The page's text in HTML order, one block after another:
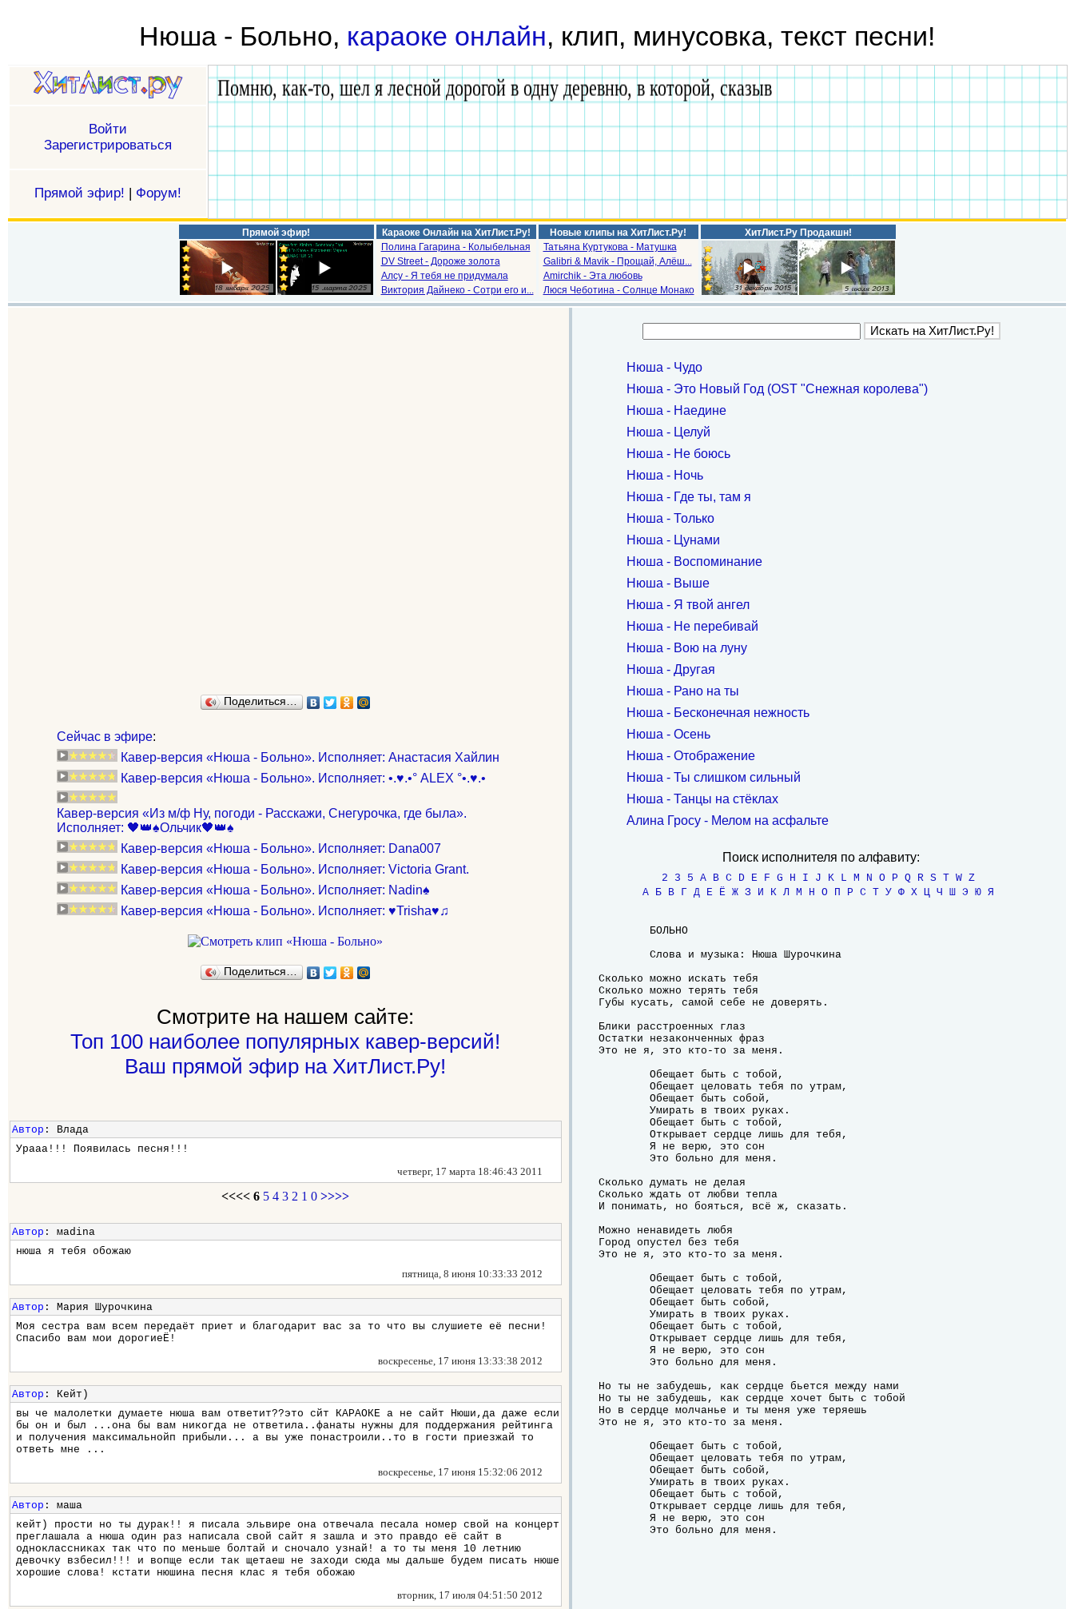
Нюша - Больно, караоке онлайн, клип, минусовка, текст песни!
Войти
Зарегистрироваться
Прямой эфир! | Форум!
Прямой эфир!
Караоке Онлайн на ХитЛист.Ру!
Полина Гагарина - Колыбельная
DV Street - Дороже золота
Алсу - Я тебя не придумала
Виктория Дайнеко - Сотри его и...
Новые клипы на ХитЛист.Ру!
Татьяна Куртукова - Матушка
Galibri & Mavik - Прощай, Алёш...
Amirchik - Эта любовь
Люся Чеботина - Солнце Монако
ХитЛист.Ру Продакшн!
Поделиться…
Сейчас в эфире:
Кавер-версия «Нюша - Больно». Исполняет: Анастасия Хайлин
Кавер-версия «Нюша - Больно». Исполняет: •.♥.•° ALEX °•.♥.•
Кавер-версия «Из м/ф Ну, погоди - Расскажи, Снегурочка, где была».
Исполняет: 🖤👑♠️Ольчик🖤👑♠️
Кавер-версия «Нюша - Больно». Исполняет: Dana007
Кавер-версия «Нюша - Больно». Исполняет: Victoria Grant.
Кавер-версия «Нюша - Больно». Исполняет: Nadin♠
Кавер-версия «Нюша - Больно». Исполняет: ♥Trisha♥♫
Поделиться…
Смотрите на нашем сайте:
Топ 100 наиболее популярных кавер-версий!
Ваш прямой эфир на ХитЛист.Ру!
Автор : Влада
Урааа!!! Появилась песня!!!
четверг, 17 марта 18:46:43 2011
<<<< 6 5 4 3 2 1 0 >>>>
Автор : маdina
нюша я тебя обожаю
пятница, 8 июня 10:33:33 2012
Автор : Мария Шурочкина
Моя сестра вам всем передаёт приет и благодарит вас за то что вы слушиете её песни!
Спасибо вам мои дорогиеЁ!
воскресенье, 17 июня 13:33:38 2012
Автор : Кейт)
вы че малолетки думаете нюша вам ответит??это сйт КАРАОКЕ а не сайт Нюши,да даже если
бы он и был ...она бы вам никогда не ответила..фанаты нужны для поддержания рейтинга
и получения максимальнойп прибыли... а вы уже понастроили..то в гости приезжай то
ответь мне ...
воскресенье, 17 июня 15:32:06 2012
Автор : маша
кейт) прости но ты дурак!! я писала эльвире она отвечала песала номер свой на концерт
преглашала а нюша один раз написала свой сайт я зашла и это правдо её сайт в
одноклассниках так что по меньше болтай и сночало узнай! а то ты меня 10 летнию
девочку взбесил!!! и вопще если так щетаеш не заходи сюда мы дальше будем писать нюше
хорошие слова! кстати нюшина песня клас я тебя обожаю
вторник, 17 июля 04:51:50 2012
Нюша - Чудо
Нюша - Это Новый Год (OST "Снежная королева")
Нюша - Наедине
Нюша - Целуй
Нюша - Не боюсь
Нюша - Ночь
Нюша - Где ты, там я
Нюша - Только
Нюша - Цунами
Нюша - Воспоминание
Нюша - Выше
Нюша - Я твой ангел
Нюша - Не перебивай
Нюша - Вою на луну
Нюша - Другая
Нюша - Рано на ты
Нюша - Бесконечная нежность
Нюша - Осень
Нюша - Отображение
Нюша - Ты слишком сильный
Нюша - Танцы на стёклах
Алина Гросу - Мелом на асфальте
Поиск исполнителя по алфавиту:
2 3 5 A B C D E F G H I J K L M N O P Q R S T W Z
А
Б В Г Д Е Ё Ж З И К Л М Н О П Р С Т У Ф Х Ц Ч Ш Э Ю Я
Сколько можно искать тебя
Сколько можно терять тебя
Губы кусать, самой себе не доверять.
Блики расстроенных глаз
Остатки незаконченных фраз
Это не я, это кто-то за меня.
Сколько думать не делая
Сколько ждать от любви тепла
И понимать, но бояться, всё ж, сказать.
Можно ненавидеть любя
Город опустел без тебя
Это не я, это кто-то за меня.
Но ты не забудешь, как сердце бьется между нами
Но ты не забудешь, как сердце хочет быть с тобой
Но в сердце молчанье и ты меня уже теряешь
Это не я, это кто-то за меня.
	Это больно для меня.